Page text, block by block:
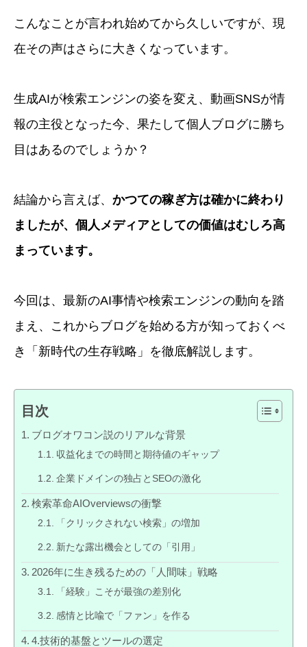
こんなことが言われ始めてから久しいですが、現
在その声はさらに大きくなっています。
生成AIが検索エンジンの姿を変え、動画SNSが情
報の主役となった今、果たして個人ブログに勝ち
目はあるのでしょうか？
結論から言えば、 かつての稼ぎ方は確かに終わり
ましたが、個人メディアとしての価値はむしろ高
まっています。
今回は、最新のAI事情や検索エンジンの動向を踏
まえ、これからブログを始める方が知っておくべ
き「新時代の生存戦略」を徹底解説します。
目次
ブログオワコン説のリアルな背景
収益化までの時間と期待値のギャップ
企業ドメインの独占とSEOの激化
検索革命AIOverviewsの衝撃
「クリックされない検索」の増加
新たな露出機会としての「引用」
2026年に生き残るための「人間味」戦略
「経験」こそが最強の差別化
感情と比喩で「ファン」を作る
4.技術的基盤とツールの選定